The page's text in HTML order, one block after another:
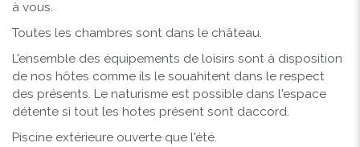
à vous.
Toutes les chambres sont dans le château.
L'ensemble des équipements de loisirs sont à disposition
de nos hôtes comme ils le souahitent dans le respect
des présents. Le naturisme est possible dans l'espace
détente si tout les hotes présent sont daccord.
Piscine extérieure ouverte que l'été.